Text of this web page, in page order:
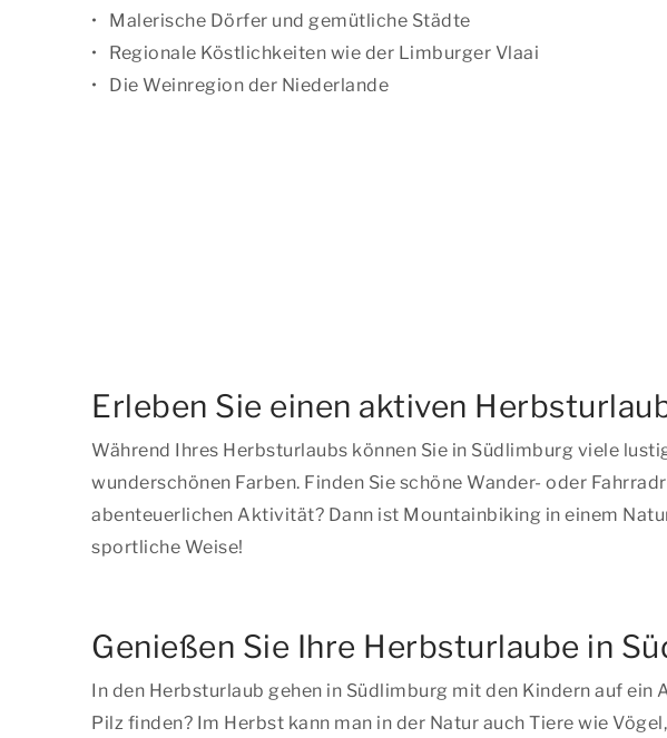
Malerische Dörfer und gemütliche Städte
Regionale Köstlichkeiten wie der Limburger Vlaai
Die Weinregion der Niederlande
Erleben Sie einen aktiven
Während Ihres Herbsturlaubs können Sie in Südlimburg viele
wunderschönen Farben. Finden Sie schöne Wander- oder
abenteuerlichen Aktivität? Dann ist Mountainbiking in einem
sportliche Weise!
Genießen Sie Ihre Herbsturlaube in
In den Herbsturlaub gehen in Südlimburg mit den Kindern auf
Pilz finden? Im Herbst kann man in der Natur auch Tiere wie